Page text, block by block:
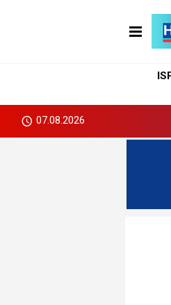
07.08.2026